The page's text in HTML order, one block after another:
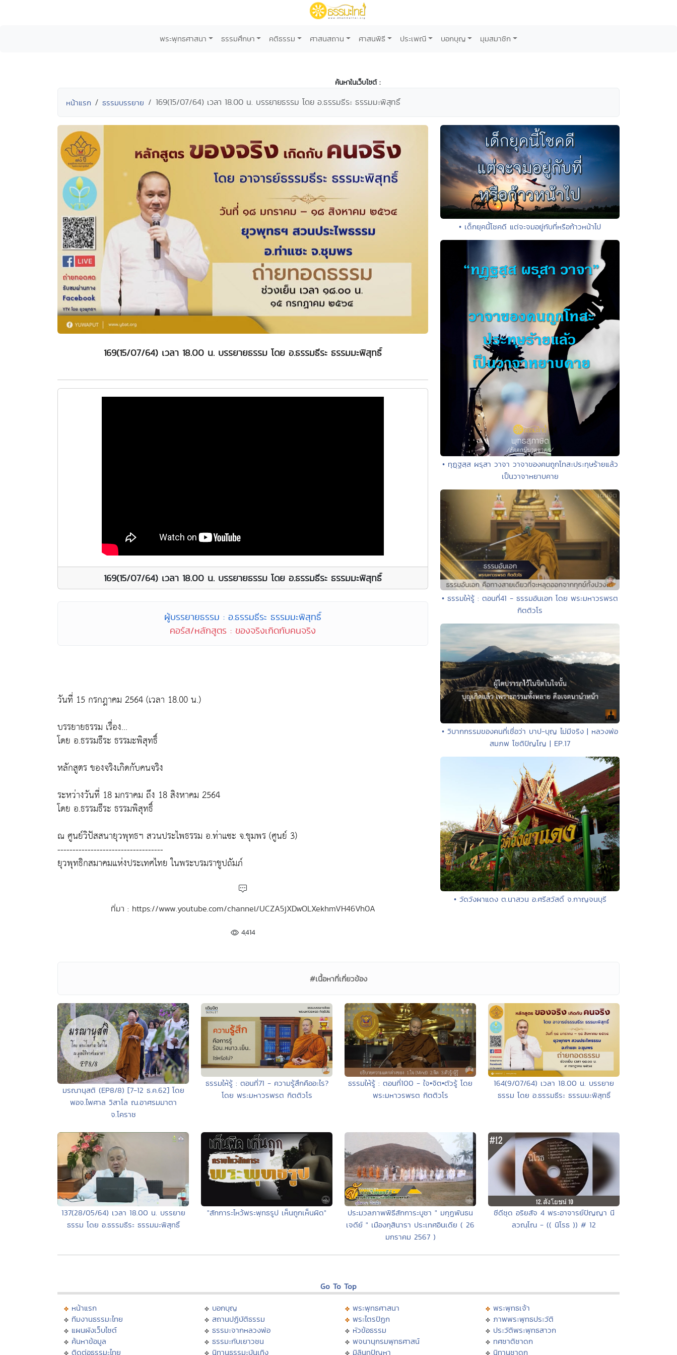
พระพุทธศาสนา ธรรมศึกษา คติธรรม ศาสนสถาน ศาสนพิธี ประเพณี บอกบุญ มุมสมาชิก
ค้นหาในเว็บไซต์ :
หน้าแรก ธรรมบรรยาย 169(15/07/64) เวลา 18.00 น. บรรยายธรรม โดย อ.ธรรมธีระ ธรรมมะพิสุทธิ์
169(15/07/64) เวลา 18.00 น. บรรยายธรรม โดย อ.ธรรมธีระ ธรรมมะพิสุทธิ์
169(15/07/64) เวลา 18.00 น. บรรยายธรรม โดย อ.ธรรมธีระ ธรรมมะพิสุทธิ์
ผู้บรรยายธรรม : อ.ธรรมธีระ ธรรมมะพิสุทธิ์
คอร์ส/หลักสูตร : ของจริงเกิดกับคนจริง
วันที่ 15 กรกฎาคม 2564 (เวลา 18.00 น.)
บรรยายธรรม เรื่อง...
โดย อ.ธรรมธีระ ธรรมะพิสุทธิ์
หลักสูตร ของจริงเกิดกับคนจริง
ระหว่างวันที่ 18 มกราคม ถึง 18 สิงหาคม 2564
โดย อ.ธรรมธีระ ธรรมพิสุทธิ์
ณ ศูนย์วิปัสสนายุวพุทธฯ สวนประไพธรรม อ.ท่าแซะ จ.ชุมพร (ศูนย์ 3)
-----------------------------------
ยุวพุทธิกสมาคมแห่งประเทศไทย ในพระบรมราชูปถัมภ์
ที่มา : https://www.youtube.com/channel/UCZA5jXDwOLXekhmVH46Vh0A
4,414
• เด็กยุคนี้โชคดี แต่จะจมอยู่กับที่หรือก้าวหน้าไป
• ทุฏฺฐสฺส ผรุสา วาจา วาจาของคนถูกโทสะประทุษร้ายแล้ว
เป็นวาจาหยาบคาย
• ธรรมให้รู้ : ตอนที่41 - ธรรมอันเอก โดย พระมหาวรพรต
กิตติวโร
• วิบากกรรมของคนที่เชื่อว่า บาป-บุญ ไม่มีจริง | หลวงพ่อ
สมภพ โชติปัญโญ | EP.17
• วัดวังผาแดง ต.นาสวน อ.ศรีสวัสดิ์ จ.กาญจนบุรี
#เนื้อหาที่เกี่ยวข้อง
มรณานุสติ (EP8/8) [7-12 ธ.ค.62] โดย
พอจ.ไพศาล วิสาโล ณ.อาศรมมาตา
จ.โคราช
ธรรมให้รู้ : ตอนที่71 - ความรู้สึกคืออะไร?
โดย พระมหาวรพรต กิตติวโร
ธรรมให้รู้ : ตอนที่100 - ใจ•จิต•ตัวรู้ โดย
พระมหาวรพรต กิตติวโร
164(9/07/64) เวลา 18.00 น. บรรยาย
ธรรม โดย อ.ธรรมธีระ ธรรมมะพิสุทธิ์
137(28/05/64) เวลา 18.00 น. บรรยาย
ธรรม โดย อ.ธรรมธีระ ธรรมมะพิสุทธิ์
"สักการะไหว้พระพุทธรูป เห็นถูกเห็นผิด"
ประมวลภาพพิธีสักการะบูชา " มกุฏพันธน
เจดีย์ " เมืองกุสินารา ประเทศอินเดีย ( 26
มกราคม 2567 )
ซีดีชุด อริยสัจ 4 พระอาจารย์ปัญญา นี
ลวณฺโณ - (( นิโรธ )) # 12
Go To Top
หน้าแรก
ทีมงานธรรมะไทย
แผนผังเว็บไซต์
ค้นหาข้อมูล
ติดต่อธรรมะไทย
บอกบุญ
สถานปฏิบัติธรรม
ธรรมะจากหลวงพ่อ
ธรรมะกับเยาวชน
นิทานธรรมะบันเทิง
พระพุทธศาสนา
พระไตรปิฏก
หัวข้อธรรม
พจนานุกรมพุทธศาสน์
มิลินทปัญหา
พระพุทธเจ้า
ภาพพระพุทธประวัติ
ประวัติพระพุทธสาวก
ทศชาติชาดก
นิทานชาดก